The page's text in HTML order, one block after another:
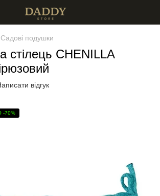
Садові подушки
стілець CHENILLA
відгук
-70%